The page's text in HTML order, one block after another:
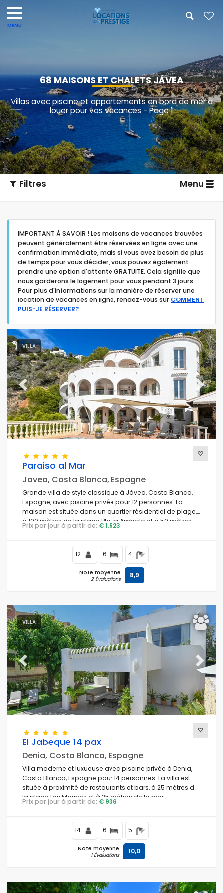
68 MAISONS ET CHALETS JÁVEA
Villas avec piscine et appartements en bord de mer à
louer pour vos vacances - Page 1
Filtres Menu
Type d'hébergement
Personnes
Chambres
Salles de bain
Près de la plage
Filtres nettoyantes
Options
Distances
Confort
Prestations de service
Vues
Catégories supplémentaires
Vos favoris
Nouveautes (2)
IMPORTANT À SAVOIR ! Les maisons de vacances trouvées
peuvent généralement être réservées en ligne avec une
confirmation immédiate, mais si vous avez besoin de plus
de temps pour vous décider, vous pouvez également
prendre une option d'attente GRATUITE. Cela signifie que
nous garderons le logement pour vous pendant 3 jours.
Pour plus d'informations sur la manière de réserver une
location de vacances en ligne, rendez-vous sur COMMENT
PUIS-JE RÉSERVER?
VILLA
Previous Next
Paraiso al Mar
Javea, Costa Blanca, Espagne
Grande villa de style classique à Jávea, Costa Blanca,
Espagne, avec piscine privée pour 12 personnes. La
maison est située dans un quartier résidentiel de plage,
à 100 mètres de la plage Playa Ambolo et à 50 mètres
du Mediterráneo, Jávea.
Prix par jour à partir de: € 1.523
12 6 4
Note moyenne
2 Évaluations 8,9
VILLA
Previous Next
El Jabeque 14 pax
Denia, Costa Blanca, Espagne
Villa moderne et luxueuse avec piscine privée à Denia,
Costa Blanca, Espagne pour 14 personnes. La villa est
située à proximité de restaurants et bars, à 25 mètres de
la plage Les Marines et à 25 mètres de la mer
Méditerranée.
Prix par jour à partir de: € 936
14 6 5
Note moyenne
1 Évaluations 10,0